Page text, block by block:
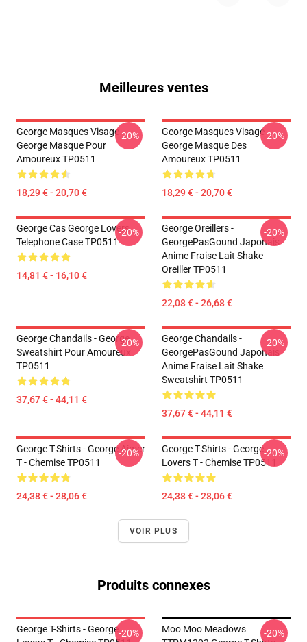
Meilleures ventes
George Masques Visage -
George Masque Pour
Amoureux TP0511
18,29 € - 20,70 €
-20%
George Masques Visage -
George Masque Des
Amoureux TP0511
18,29 € - 20,70 €
-20%
George Cas George Lovers
Telephone Case TP0511
14,81 € - 16,10 €
-20%
George Oreillers -
GeorgePasGound Japonais
Anime Fraise Lait Shake
Oreiller TP0511
22,08 € - 26,68 €
-20%
George Chandails - George
Sweatshirt Pour Amoureux
TP0511
37,67 € - 44,11 €
-20%
George Chandails -
GeorgePasGound Japonais
Anime Fraise Lait Shake
Sweatshirt TP0511
37,67 € - 44,11 €
-20%
George T-Shirts - George Aimer
T - Chemise TP0511
24,38 € - 28,06 €
-20%
George T-Shirts - George
Lovers T - Chemise TP0511
24,38 € - 28,06 €
-20%
VOIR PLUS
Produits connexes
George T-Shirts - George-20%
Moo Moo Meadows
-20%